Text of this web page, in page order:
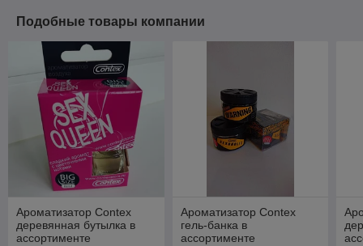
Подобные товары компании
Ароматизатор Contex
деревянная бутылка в
ассортименте
Ароматизатор Contex
гель-банка в
ассортименте